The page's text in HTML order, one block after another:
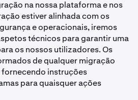
na nossa plataforma e nos
estiver alinhada com os
e operacionais, iremos
técnicos para garantir uma
os nossos utilizadores. Os
de qualquer migração
instruções
para quaisquer ações